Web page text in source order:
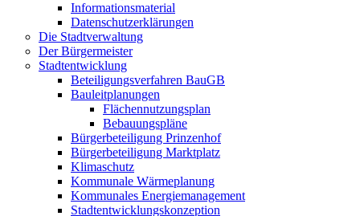
Informationsmaterial
Datenschutzerklärungen
Die Stadtverwaltung
Der Bürgermeister
Stadtentwicklung
Beteiligungsverfahren BauGB
Bauleitplanungen
Flächennutzungsplan
Bebauungspläne
Bürgerbeteiligung Prinzenhof
Bürgerbeteiligung Marktplatz
Klimaschutz
Kommunale Wärmeplanung
Kommunales Energiemanagement
Stadtentwicklungskonzeption